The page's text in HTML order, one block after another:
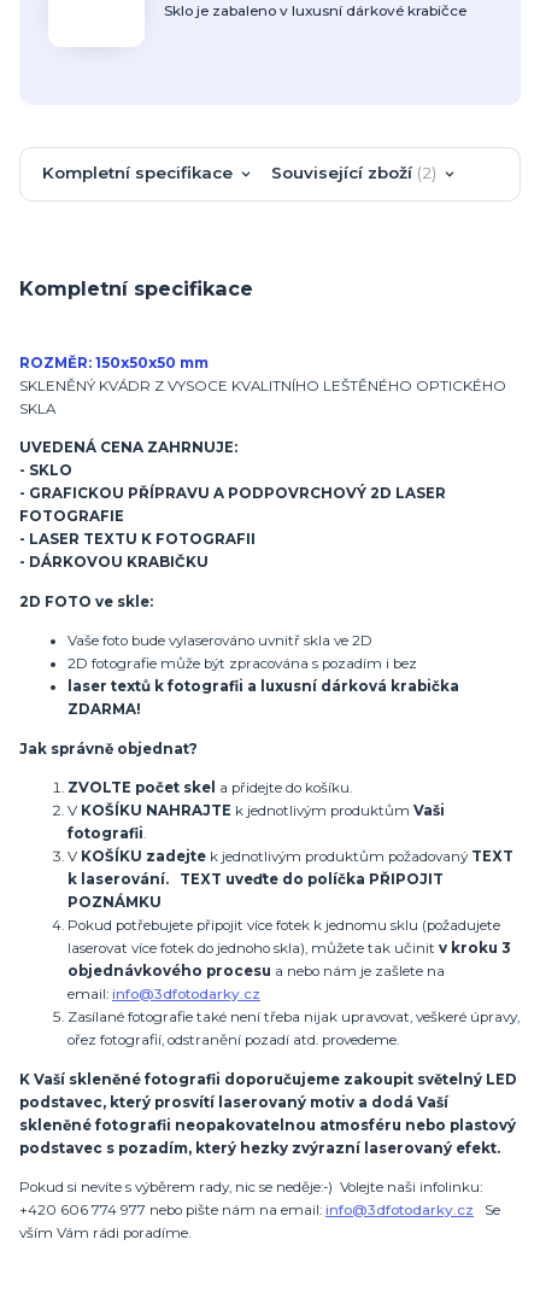
Sklo je zabaleno v luxusní dárkové krabičce
Kompletní specifikace Související zboží 2
Kompletní specifikace
ROZMĚR: 150x50x50 mm
SKLENĚNÝ KVÁDR Z VYSOCE KVALITNÍHO LEŠTĚNÉHO OPTICKÉHO
SKLA
UVEDENÁ CENA ZAHRNUJE:
- SKLO
- GRAFICKOU PŘÍPRAVU A PODPOVRCHOVÝ 2D LASER
FOTOGRAFIE
- LASER TEXTU K FOTOGRAFII
- DÁRKOVOU KRABIČKU
2D FOTO ve skle:
Vaše foto bude vylaserováno uvnitř skla ve 2D
2D fotografie může být zpracována s pozadím i bez
laser textů k fotografii a luxusní dárková krabička
ZDARMA!
Jak správně objednat?
ZVOLTE počet skel a přidejte do košíku.
V KOŠÍKU NAHRAJTE k jednotlivým produktům Vaši
fotografii.
V KOŠÍKU zadejte k jednotlivým produktům požadovanýTEXT
k laserování. TEXT uveďte do políčka PŘIPOJIT
POZNÁMKU
Pokud potřebujete připojit více fotek k jednomu sklu (požadujete
laserovat více fotek do jednoho skla), můžete tak učinit v kroku 3
objednávkového procesu a nebo nám je zašlete na
email: info@3dfotodarky.cz
Zasílané fotografie také není třeba nijak upravovat, veškeré úpravy,
ořez fotografií, odstranění pozadí atd. provedeme.
K Vaší skleněné fotografii doporučujeme zakoupit světelný LED
podstavec, který prosvítí laserovaný motiv a dodá Vaší
skleněné fotografii neopakovatelnou atmosféru nebo plastový
podstavec s pozadím, který hezky zvýrazní laserovaný efekt.
Pokud si nevíte s výběrem rady, nic se neděje:-) Volejte naši infolinku:
+420 606 774 977 nebo pište nám na email: info@3dfotodarky.cz Se
vším Vám rádi poradíme.